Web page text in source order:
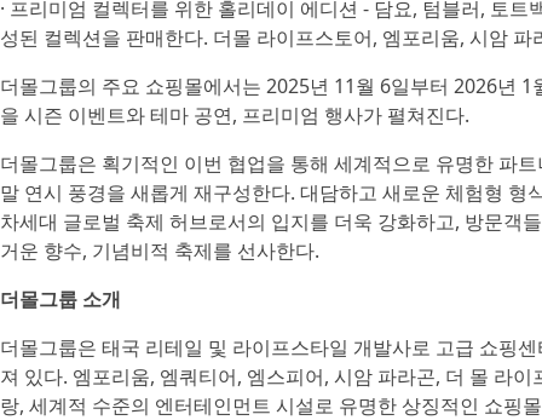
· 프리미엄 컬렉터를 위한 홀리데이 에디션 - 담요, 텀블러, 토
성된 컬렉션을 판매한다. 더몰 라이프스토어, 엠포리움, 시암
더몰그룹의 주요 쇼핑몰에서는 2025년 11월 6일부터 2026년
을 시즌 이벤트와 테마 공연, 프리미엄 행사가 펼쳐진다.
더몰그룹은 획기적인 이번 협업을 통해 세계적으로 유명한 파
말 연시 풍경을 새롭게 재구성한다. 대담하고 새로운 체험형
차세대 글로벌 축제 허브로서의 입지를 더욱 강화하고, 방문객
거운 향수, 기념비적 축제를 선사한다.
더몰그룹 소개
더몰그룹은 태국 리테일 및 라이프스타일 개발사로 고급 쇼핑
져 있다. 엠포리움, 엠쿼티어, 엠스피어, 시암 파라곤, 더 몰 라
랑, 세계적 수준의 엔터테인먼트 시설로 유명한 상징적인 쇼핑